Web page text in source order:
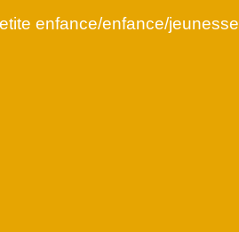
enfance/enfance/jeunesse